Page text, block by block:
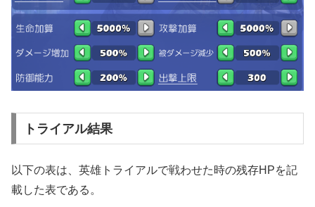
トライアル結果
以下の表は、英雄トライアルで戦わせた時の残存HPを記
載した表である。